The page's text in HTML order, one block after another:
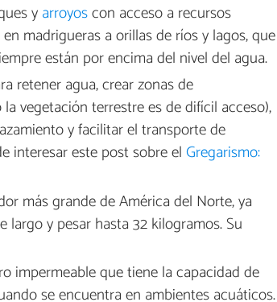
yarroyoscon acceso a recursos
madrigueras a orillas de ríos y lagos, que
están por encima del nivel del agua.
retener agua, crear zonas de
vegetación terrestre es de difícil acceso),
y facilitar el transporte de
interesar este post sobre elGregarismo:
más grande de América del Norte, ya
y pesar hasta 32 kilogramos. Su
impermeable que tiene la capacidad de
se encuentra en ambientes acuáticos.